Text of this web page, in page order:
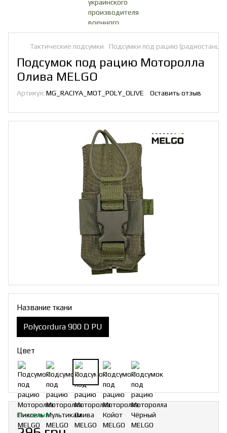
Тактические подсумки Подсумки под рацию
Подсумок под рацию Моторолла
Олива MELGO
Артикул: MG_RACIYA_MOT_POLY_OLIVE Оставить отзыв
Название ткани
Polycordura 900 D PU
Цвет
В наличии